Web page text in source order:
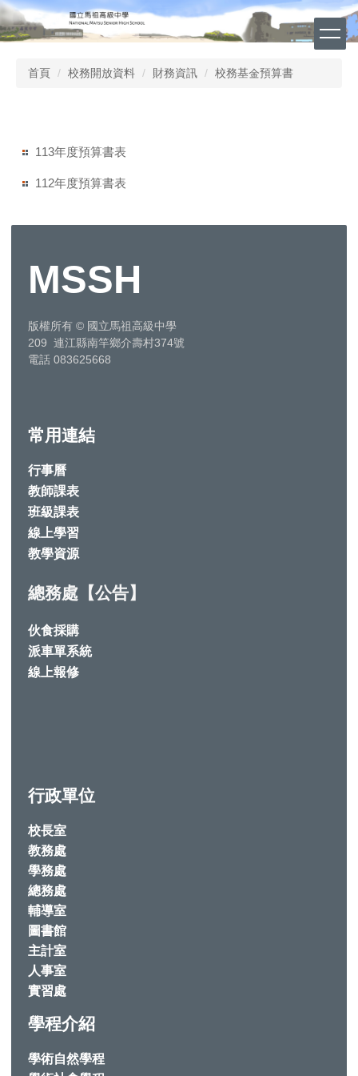
跳
到
主
首頁 校務開放資料 財務資訊 校務基金預算書
113年度預算書表
112年度預算書表
MSSH
版權所有 © 國立馬祖高級中學
209 連江縣南竿鄉介壽村374號
電話 083625668
常用連結
行事曆
教師課表
班級課表
線上學習
教學資源
總務處【公告】
伙食採購
派車單系統
線上報修
行政單位
校長室
教務處
學務處
總務處
輔導室
圖書館
主計室
人事室
實習處
學程介紹
學術自然學程